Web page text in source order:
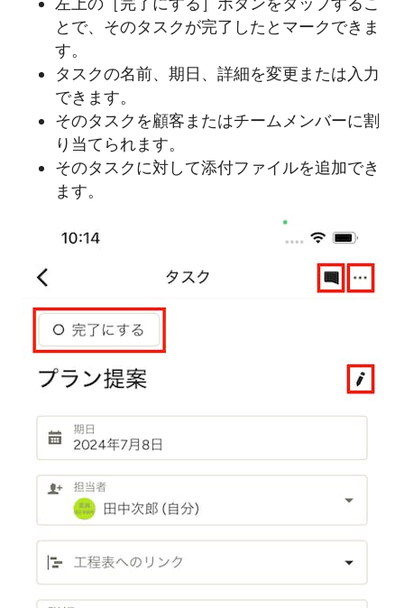
とで、そのタスクが完了したとマークできま
す。
タスクの名前、期日、詳細を変更または入力
できます。
そのタスクを顧客またはチームメンバーに割
り当てられます。
そのタスクに対して添付ファイルを追加でき
ます。